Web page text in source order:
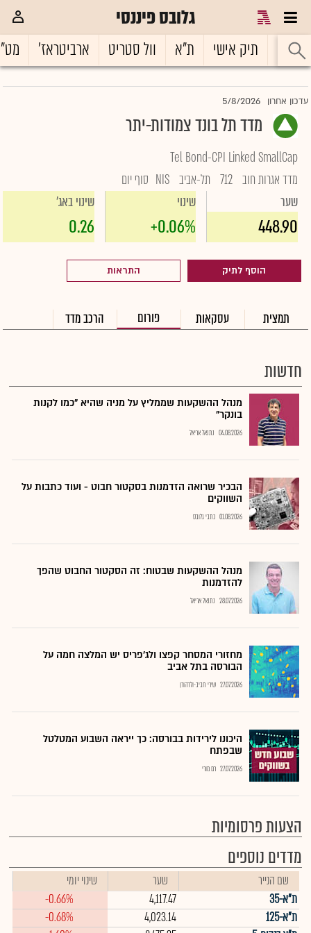
גלובס פיננסי
ראשי תיק אישי ת"א וול סטריט ארביטראז'
עדכון אחרון 5/8/2026
מדד תל בונד צמודות-יתר
Tel Bond-CPI Linked SmallCap
מדד אגרות חוב 712 תל-אביב NIS סוף יום
שער
448.90
שינוי
+0.06%
שינוי באג'
0.26
הוסף לתיק התראות
תמצית עסקאות פורום הרכב מדד
חדשות
מנהל ההשקעות שממליץ על מניה שהיא "כמו לקנות
בונקר"
04.08.2026 נתנאל אריאל
הבכיר שרואה הזדמנות בסקטור חבוט - ועוד כתבות על
השווקים
01.08.2026 כתבי גלובס
מנהל ההשקעות שבטוח: זה הסקטור החבוט שהפך
להזדמנות
28.07.2026 נתנאל אריאל
מחזורי המסחר קפצו ולג'פריס יש המלצה חמה על
הבורסה בתל אביב
27.07.2026 שירי חביב-ולדהורן
היכונו לירידות בבורסה: כך ייראה השבוע המטלטל
שבפתח
27.07.2026 רם מורי
הצעות פרסומיות
מדדים נוספים
שם הנייר שער
שינוי יומי
ת"א-35
4,117.47
-0.66%
ת"א-125
4,023.14
-0.68%